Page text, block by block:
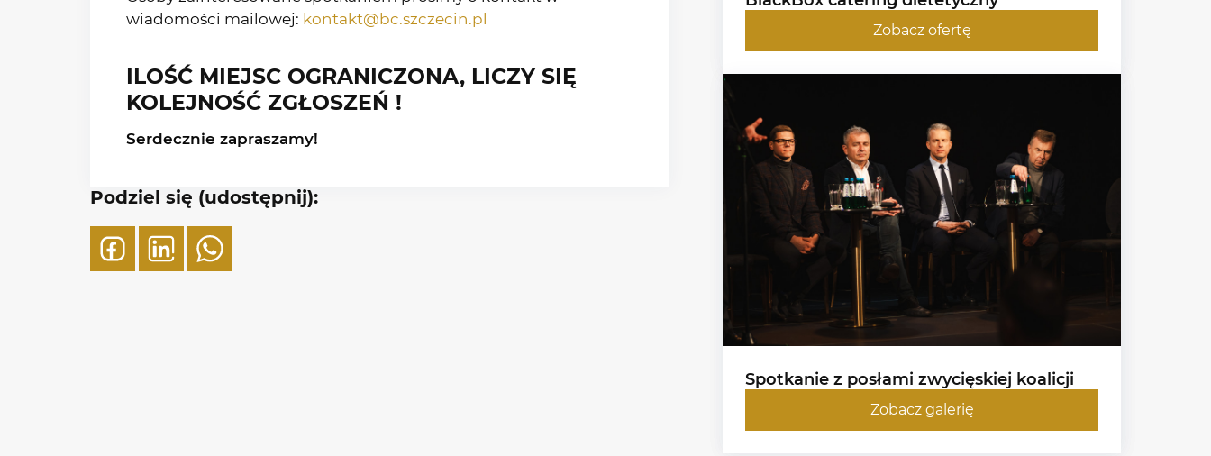
wiadomości mailowej: kontakt@bc.szczecin.pl
ILOŚĆ MIEJSC OGRANICZONA, LICZY SIĘ
KOLEJNOŚĆ ZGŁOSZEŃ !
Serdecznie zapraszamy!
Podziel się (udostępnij):
Zobacz ofertę
Spotkanie z posłami zwycięskiej koalicji
Zobacz galerię